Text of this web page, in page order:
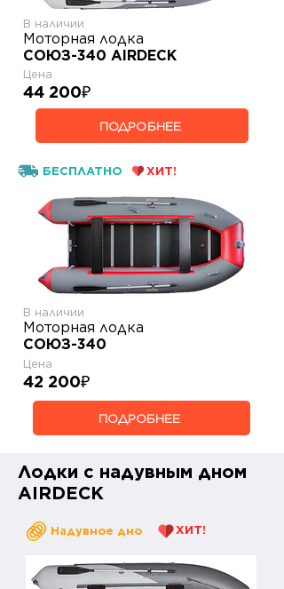
В наличии
Моторная лодка
СОЮЗ-340 AIRDECK
Цена
44 200₽
ПОДРОБНЕЕ
Моторная лодка
СОЮЗ-340
В наличии
Цена
42 200₽
ПОДРОБНЕЕ
БЕСПЛАТНО ХИТ!
Лодки с надувным дном
AIRDECK
Надувное дно ХИТ!